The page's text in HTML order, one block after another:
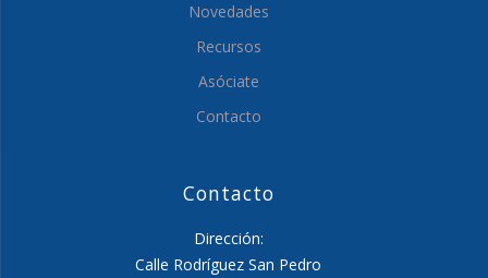
Novedades
Recursos
Asóciate
Contacto
Contacto
Dirección:
Calle Rodríguez San Pedro